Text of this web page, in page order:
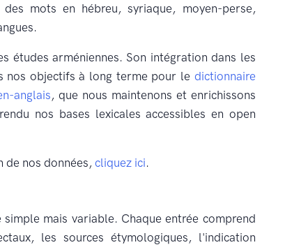
mots en hébreu, syriaque, moyen-perse,
études arméniennes. Son intégration dans les
nos objectifs à long terme pour le dictionnaire
anglais, que nous maintenons et enrichissons
nos bases lexicales accessibles en open
de nos données,cliquez ici.
mais variable. Chaque entrée comprend
les sources étymologiques, l'indication